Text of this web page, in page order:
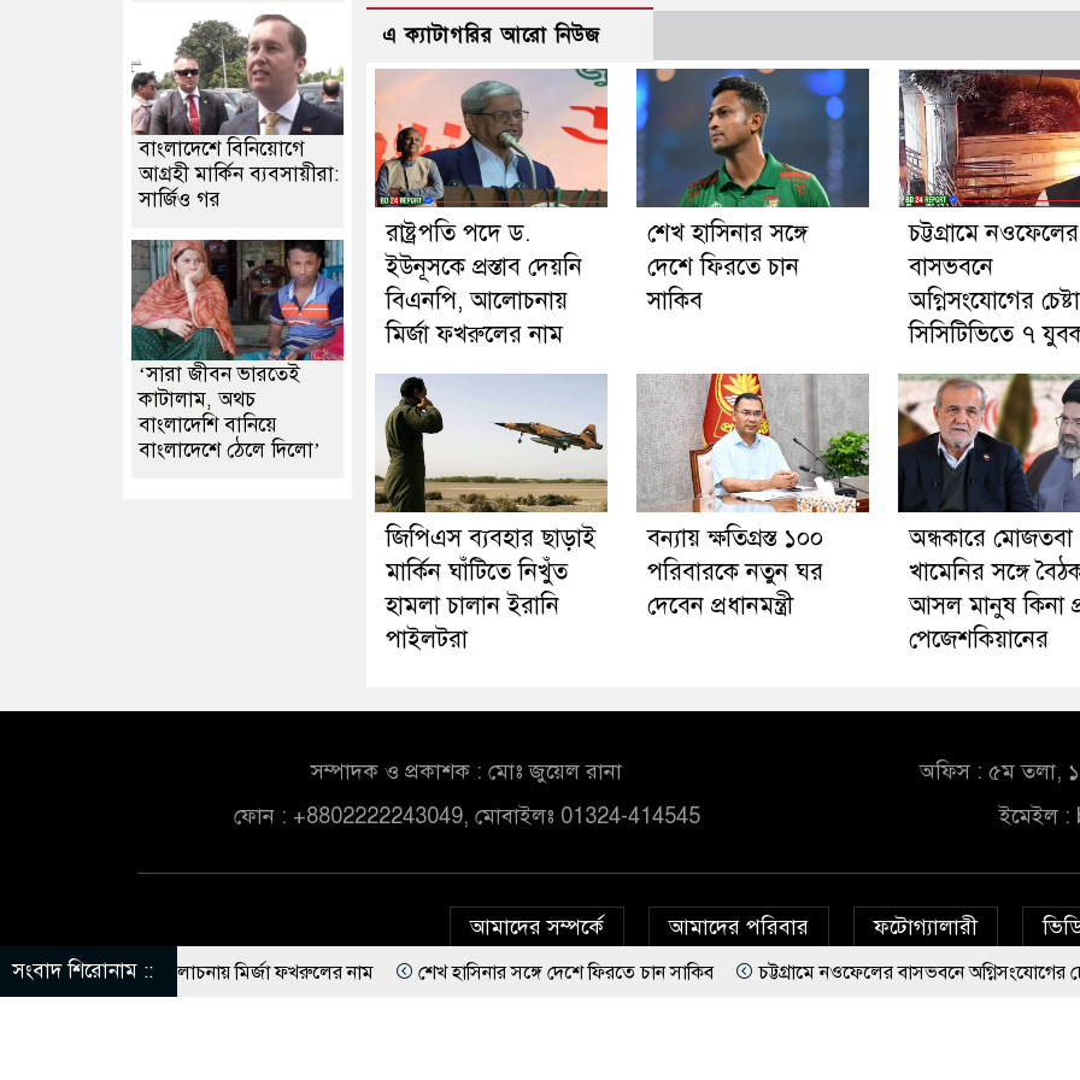
এ ক্যাটাগরির আরো নিউজ
রাষ্ট্রপতি পদে ড.
ইউনূসকে প্রস্তাব দেয়নি
বিএনপি, আলোচনায়
মির্জা ফখরুলের নাম
শেখ হাসিনার সঙ্গে
দেশে ফিরতে চান
সাকিব
চট্টগ্রামে নওফেলের
বাসভবনে
অগ্নিসংযোগের
সিসিটিভিতে ৭
জিপিএস ব্যবহার ছাড়াই
মার্কিন ঘাঁটিতে নিখুঁত
হামলা চালান ইরানি
পাইলটরা
বন্যায় ক্ষতিগ্রস্ত ১০০
পরিবারকে নতুন ঘর
দেবেন প্রধানমন্ত্রী
অন্ধকারে মোজতবা
খামেনির সঙ্গে
আসল মানুষ কিনা
পেজেশকিয়ানের
বাংলাদেশে বিনিয়োগে
আগ্রহী মার্কিন ব্যবসায়ীরা:
সার্জিও গর
‘সারা জীবন ভারতেই
কাটালাম, অথচ
বাংলাদেশি বানিয়ে
বাংলাদেশে ঠেলে দিলো’
সম্পাদক ও প্রকাশক : মোঃ জুয়েল রানা
ফোন : +8802222243049, মোবাইলঃ 01324-414545
অফিস : ৫ম তলা,
ইমেইল :
আমাদের সম্পর্কে আমাদের পরিবার ফটোগ্যালারী
সংবাদ শিরোনাম ::
আলোচনায় মির্জা ফখরুলের নাম শেখ হাসিনার সঙ্গে দেশে ফিরতে চান সাকিব চট্টগ্রামে নওফেলের বাসভবনে অগ্নিসংযোগের চেষ্টা,